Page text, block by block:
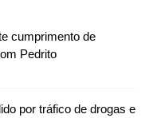
cumprimento de
Pedrito
por tráfico de drogas e